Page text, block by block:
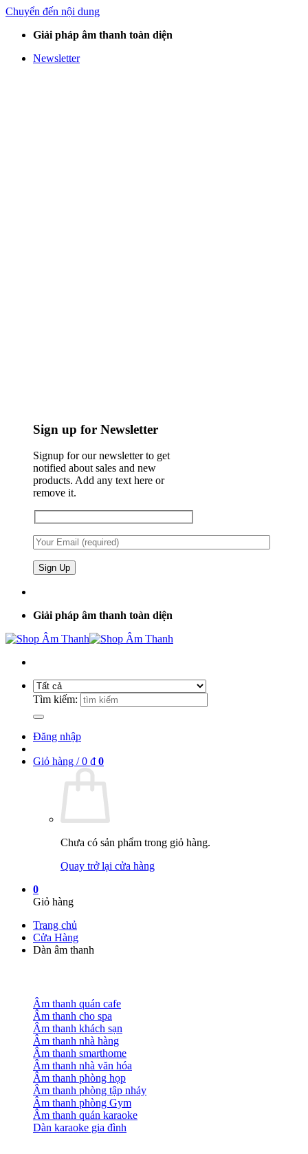
Chuyển đến nội dung
Giải pháp âm thanh toàn diện
Newsletter
Sign up for Newsletter
Signup for our newsletter to get
notified about sales and new
products. Add any text here or
remove it.
Giải pháp âm thanh toàn diện
Tìm kiếm:
Đăng nhập
Giỏ hàng /0 ₫ 0
Chưa có sản phẩm trong giỏ hàng.
Quay trở lại cửa hàng
0
Giỏ hàng
Trang chủ
Cửa Hàng
Dàn âm thanh
Âm thanh quán cafe
Âm thanh cho spa
Âm thanh khách sạn
Âm thanh nhà hàng
Âm thanh smarthome
Âm thanh nhà văn hóa
Âm thanh phòng họp
Âm thanh phòng tập nhảy
Âm thanh phòng Gym
Âm thanh quán karaoke
Dàn karaoke gia đình